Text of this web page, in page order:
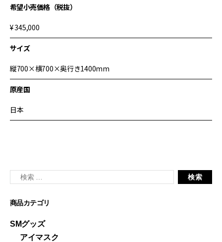
希望小売価格（税抜）
¥ 345,000
サイズ
縦700×横700×奥行き1400mm
原産国
日本
商品カテゴリ
SMグッズ
アイマスク